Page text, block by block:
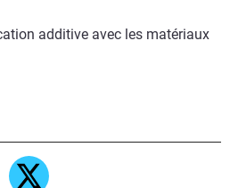
additive avec les matériaux